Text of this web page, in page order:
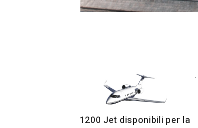
1200 Jet disponibili per la